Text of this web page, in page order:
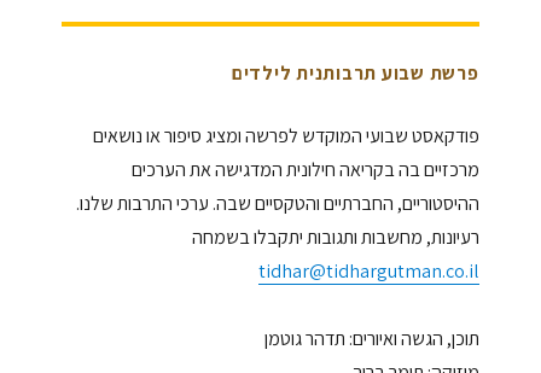
פרשת שבוע תרבותנית לילדים
פודקאסט שבועי המוקדש לפרשה ומציג סיפור או נושאים
מרכזיים בה בקריאה חילונית המדגישה את הערכים
ההיסטוריים, החברתיים והטקסיים שבה. ערכי התרבות שלנו.
רעיונות, מחשבות ותגובות יתקבלו בשמחה
tidhar@tidhargutman.co.il
תוכן, הגשה ואיורים: תדהר גוטמן